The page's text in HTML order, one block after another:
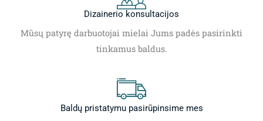
Dizainerio konsultacijos
Mūsų patyrę darbuotojai mielai Jums padės pasirinkti
tinkamus baldus.
Baldų pristatymu pasirūpinsime mes